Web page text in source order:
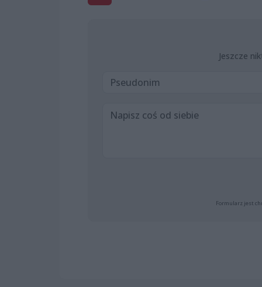
Jeszcze
Formularz jest